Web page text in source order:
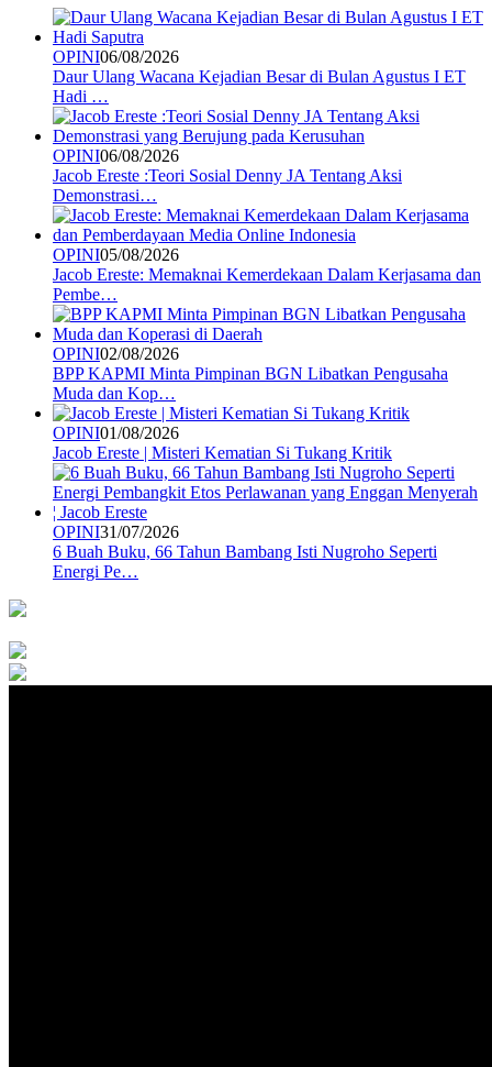
OPINI06/08/2026
Daur Ulang Wacana Kejadian Besar di Bulan Agustus I ET
Hadi …
OPINI06/08/2026
Jacob Ereste :Teori Sosial Denny JA Tentang Aksi
Demonstrasi…
OPINI05/08/2026
Jacob Ereste: Memaknai Kemerdekaan Dalam Kerjasama dan
Pembe…
OPINI02/08/2026
BPP KAPMI Minta Pimpinan BGN Libatkan Pengusaha
Muda dan Kop…
OPINI01/08/2026
Jacob Ereste | Misteri Kematian Si Tukang Kritik
OPINI31/07/2026
6 Buah Buku, 66 Tahun Bambang Isti Nugroho Seperti
Energi Pe…